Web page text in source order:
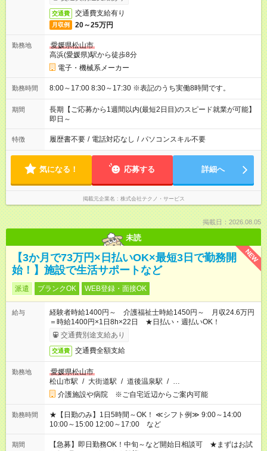
交通費 交通費支給有り
月収例 20～25万円
勤務地
愛媛県松山市
高浜(愛媛県)駅から徒歩8分
電子・機械系メーカー
勤務時間 8:00～17:00 8:30～17:30 ※表記のうち実働8時間です。
期間
長期【ご応募から1週間以内(最短2日目)のスピード就業が可能】
即日～
特徴 履歴書不要 / 電話対応なし / パソコンスキル不要
気になる！ 応募する 詳細へ
掲載元企業名 株式会社テクノ・サービス
掲載日：2026.08.05
未読
NEW
【3か月で73万円×日払いOK×最短3日で勤務開
始！】施設で生活サポートなど
派遣 ブランクOK WEB登録・面接OK
給与
経験者時給1400円～ 介護福祉士時給1450円～ 月収24.6万円
＝時給1400円×1日8h×22日 ★日払い・週払いOK！
交通費別途支給あり
交通費 交通費全額支給
勤務地
愛媛県松山市
松山市駅 / 大街道駅 / 道後温泉駅 / …
介護施設や病院 ※ご自宅近辺からご案内可能
勤務時間
★【日勤のみ】1日5時間～OK！ ≪シフト例≫ 9:00～14:00
10:00～15:00 12:00～17:00 など
期間
【急募】即日勤務OK！中旬～など開始日相談可 ★まずはお試